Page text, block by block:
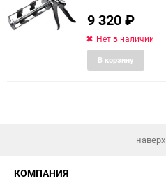
9 320₽
Нет в наличии
В корзину
наверх
КОМПАНИЯ